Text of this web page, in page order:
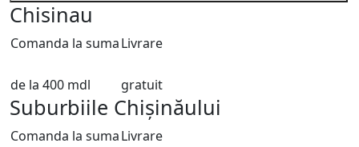
Chisinau
Comanda la sumaLivrare
de la 400 mdl gratuit
Suburbiile Chișinăului
Comanda la sumaLivrare